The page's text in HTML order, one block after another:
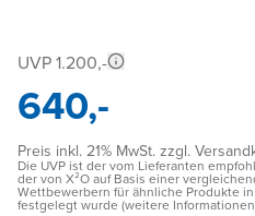
UVP 1.200,-
640,-
Preis inkl. 21% MwSt. zzgl.
Die UVP ist der vom Lieferanten
der von X²O auf Basis einer
Wettbewerbern für ähnliche Produkte
festgelegt wurde (weitere